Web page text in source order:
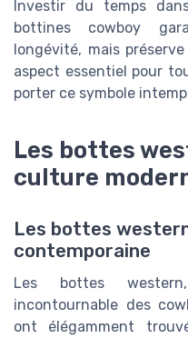
Investir du temps
bottines cowboy
longévité, mais
aspect essentiel pour
porter ce symbole
Les bottes
culture
Les bottes
contemporaine
Les bottes
incontournable des
ont élégamment